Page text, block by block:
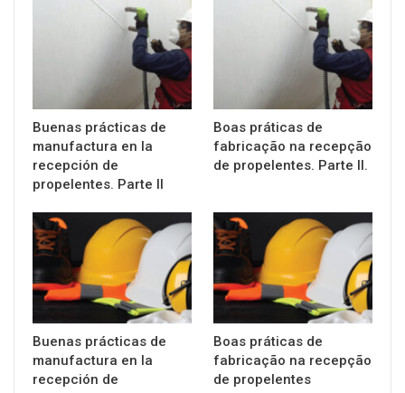
Buenas prácticas de
manufactura en la
recepción de
propelentes. Parte II
Boas práticas de
fabricação na recepção
de propelentes. Parte II.
Buenas prácticas de
manufactura en la
recepción de
Boas práticas de
fabricação na recepção
de propelentes